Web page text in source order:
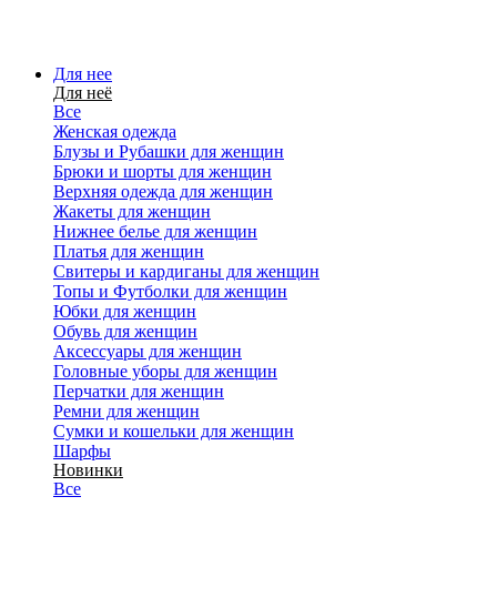
Для нее
Для неё
Все
Женская одежда
Блузы и Рубашки для женщин
Брюки и шорты для женщин
Верхняя одежда для женщин
Жакеты для женщин
Нижнее белье для женщин
Платья для женщин
Свитеры и кардиганы для женщин
Топы и Футболки для женщин
Юбки для женщин
Обувь для женщин
Аксессуары для женщин
Головные уборы для женщин
Перчатки для женщин
Ремни для женщин
Сумки и кошельки для женщин
Шарфы
Новинки
Все